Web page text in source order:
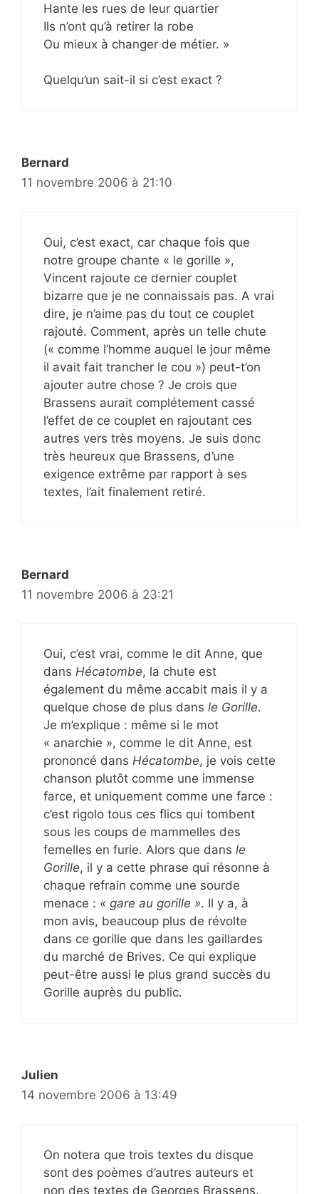
Hante les rues de leur quartier
Ils n’ont qu’à retirer la robe
Ou mieux à changer de métier. »
Quelqu’un sait-il si c’est exact ?
Bernard
11 novembre 2006 à 21:10
Oui, c’est exact, car chaque fois que
notre groupe chante « le gorille »,
Vincent rajoute ce dernier couplet
bizarre que je ne connaissais pas. A vrai
dire, je n’aime pas du tout ce couplet
rajouté. Comment, après un telle chute
(« comme l’homme auquel le jour même
il avait fait trancher le cou ») peut-t’on
ajouter autre chose ? Je crois que
Brassens aurait complétement cassé
l’effet de ce couplet en rajoutant ces
autres vers très moyens. Je suis donc
très heureux que Brassens, d’une
exigence extrême par rapport à ses
textes, l’ait finalement retiré.
Bernard
11 novembre 2006 à 23:21
Oui, c’est vrai, comme le dit Anne, que
dans Hécatombe, la chute est
également du même accabit mais il y a
quelque chose de plus dans le Gorille.
Je m’explique : même si le mot
« anarchie », comme le dit Anne, est
prononcé dans Hécatombe, je vois cette
chanson plutôt comme une immense
farce, et uniquement comme une farce :
c’est rigolo tous ces flics qui tombent
sous les coups de mammelles des
femelles en furie. Alors que dans le
Gorille, il y a cette phrase qui résonne à
chaque refrain comme une sourde
menace : « gare au gorille ». Il y a, à
mon avis, beaucoup plus de révolte
dans ce gorille que dans les gaillardes
du marché de Brives. Ce qui explique
peut-être aussi le plus grand succès du
Gorille auprès du public.
Julien
14 novembre 2006 à 13:49
On notera que trois textes du disque
sont des poèmes d’autres auteurs et
non des textes de Georges Brassens.